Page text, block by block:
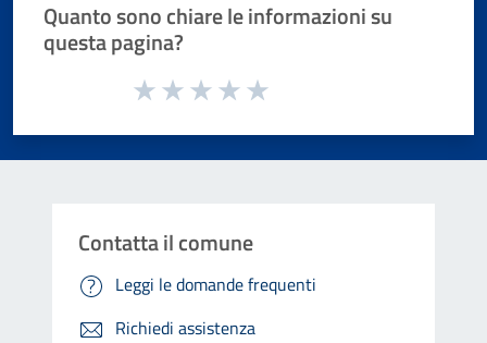
Quanto sono chiare le informazioni su
questa pagina?
Valuta da 1 a 5 stelle la pagina
Contatta il comune
Leggi le domande frequenti
Richiedi assistenza